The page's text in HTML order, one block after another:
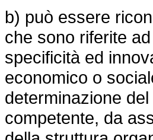
b) può essere
che sono riferite
specificità ed
economico o
determinazione
competente, da